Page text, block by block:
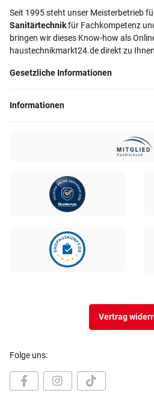
Seit 1995 steht unser Meisterbetrieb
Sanitärtechnikfür Fachkompetenz
bringen wir dieses Know-how als
haustechnikmarkt24.de direkt zu
Gesetzliche Informationen
Informationen
Vertrag
Folge uns: